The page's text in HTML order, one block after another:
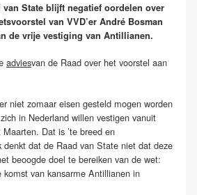
van State blijft negatief oordelen over
van VVD’er André Bosman
de vrije vestiging van Antillianen.
adviesvan de Raad over het voorstel aan
niet zomaar eisen gesteld mogen worden
in Nederland willen vestigen vanuit
Dat is ’te breed en
denkt dat de Raad van State niet dat deze
beoogde doel te bereiken van de wet:
komst van kansarme Antillianen in